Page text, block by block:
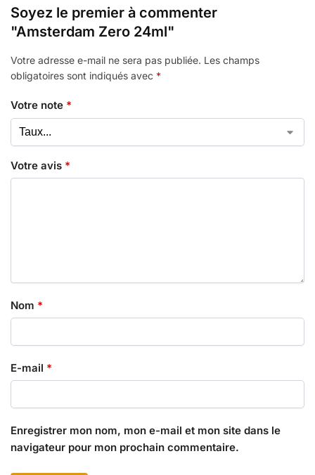
Soyez le premier à commenter
"Amsterdam Zero 24ml"
Votre adresse e-mail ne sera pas publiée. Les champs
obligatoires sont indiqués avec *
Votre note *
Votre avis *
Nom *
E-mail *
Enregistrer mon nom, mon e-mail et mon site dans le
navigateur pour mon prochain commentaire.